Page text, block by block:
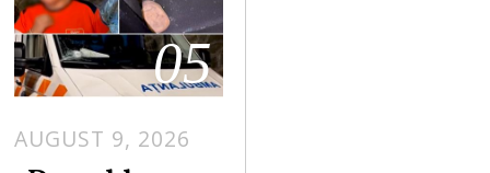
05
AUGUST 9, 2026